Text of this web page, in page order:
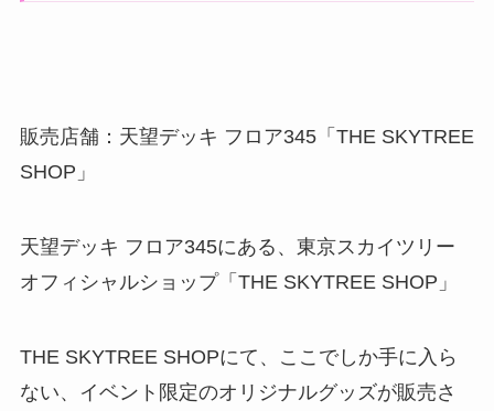
販売店舗：天望デッキ フロア345「THE SKYTREE
SHOP」
天望デッキ フロア345にある、東京スカイツリー
オフィシャルショップ「THE SKYTREE SHOP」
THE SKYTREE SHOPにて、ここでしか手に入ら
ない、イベント限定のオリジナルグッズが販売さ